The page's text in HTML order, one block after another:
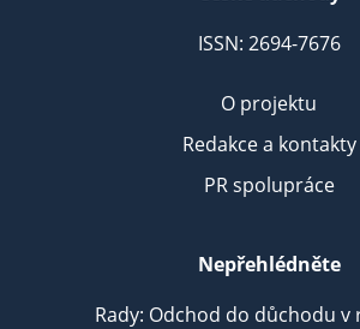
ISSN: 2694-7676
O projektu
Redakce a kontakty
PR spolupráce
Nepřehlédněte
Rady: Odchod do důchodu v